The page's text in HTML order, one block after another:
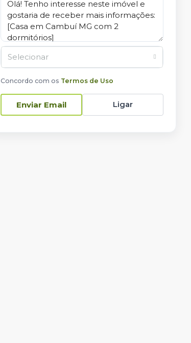
Selecionar
Concordo com os Termos de Uso
Enviar Email Ligar